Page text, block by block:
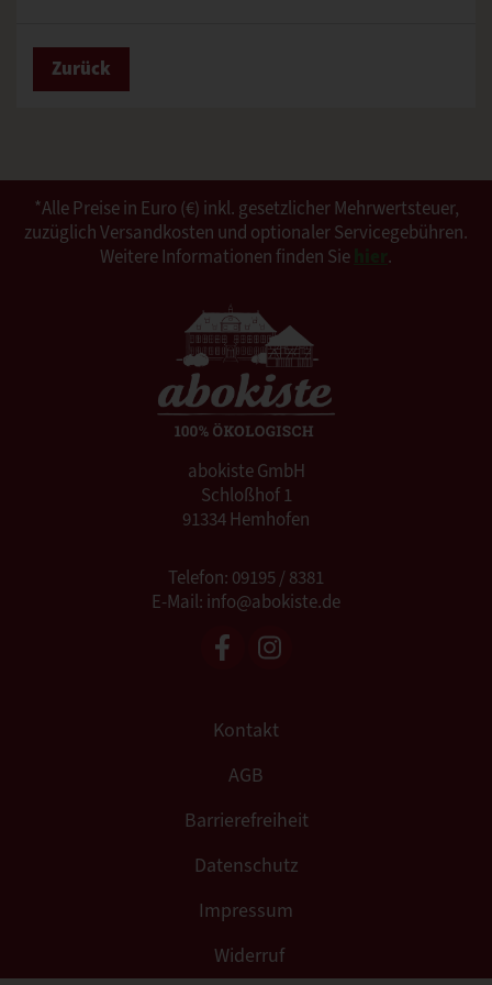
Zurück
*Alle Preise in Euro (€) inkl. gesetzlicher Mehrwertsteuer,
zuzüglich Versandkosten und optionaler Servicegebühren.
Weitere Informationen finden Sie
.
abokiste GmbH
Schloßhof 1
91334 Hemhofen
Telefon: 09195 / 8381
E-Mail: info@abokiste.de
Kontakt
AGB
Barrierefreiheit
Datenschutz
Impressum
Widerruf